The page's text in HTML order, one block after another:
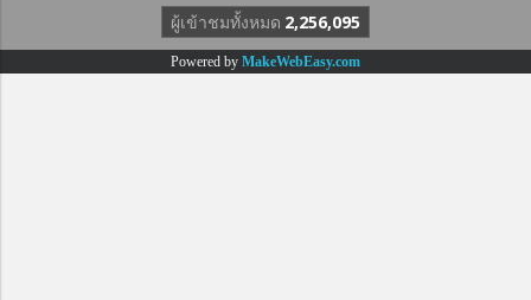
ผู้เข้าชมทั้งหมด 2,256,095
Powered by MakeWebEasy.com